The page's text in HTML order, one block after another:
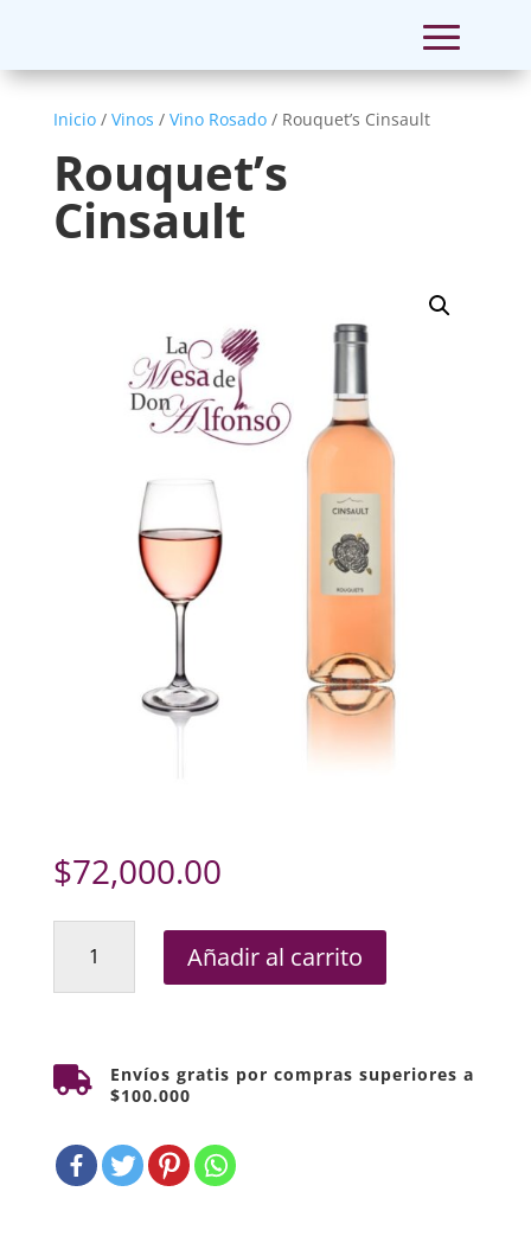
Inicio/ Vinos / Vino Rosado/ Rouquet’s Cinsault
Rouquet’s
Cinsault
$72,000.00
Cinsault
cantidad
Añadir al carrito

Envíos gratis por compras superiores a
$100.000